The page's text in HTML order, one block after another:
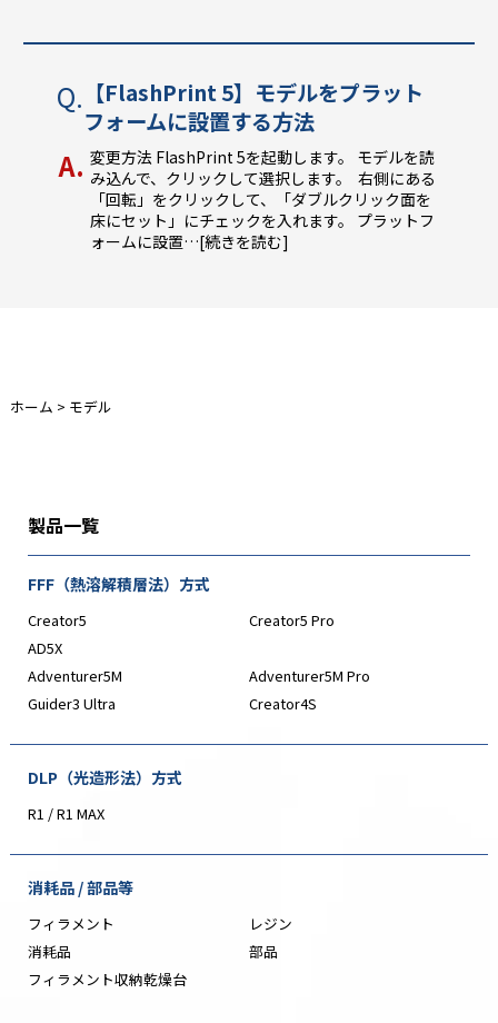
【FlashPrint 5】モデルをプラット
フォームに設置する方法
変更方法 FlashPrint 5を起動します。 モデルを読
み込んで、クリックして選択します。 右側にある
「回転」をクリックして、「ダブルクリック面を
床にセット」にチェックを入れます。 プラットフ
ォームに設置…[続きを読む]
ホーム > モデル
製品一覧
FFF（熱溶解積層法）方式
Creator5
Creator5 Pro
AD5X
Adventurer5M
Adventurer5M Pro
Guider3 Ultra
Creator4S
DLP（光造形法）方式
R1 / R1 MAX
消耗品 / 部品等
フィラメント
レジン
消耗品
部品
フィラメント収納乾燥台